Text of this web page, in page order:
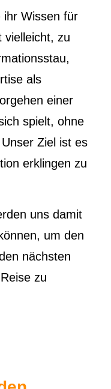
ihr Wissen für
vielleicht, zu
als
einer
spielt, ohne
Ziel ist es
erklingen zu
uns damit
um den
nächsten
zu